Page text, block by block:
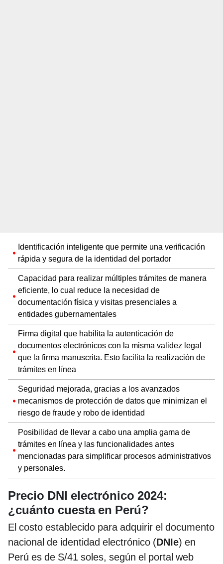
Identificación inteligente que permite una verificación
rápida y segura de la identidad del portador
Capacidad para realizar múltiples trámites de manera
eficiente, lo cual reduce la necesidad de
documentación física y visitas presenciales a
entidades gubernamentales
Firma digital que habilita la autenticación de
documentos electrónicos con la misma validez legal
que la firma manuscrita. Esto facilita la realización de
trámites en línea
Seguridad mejorada, gracias a los avanzados
mecanismos de protección de datos que minimizan el
riesgo de fraude y robo de identidad
Posibilidad de llevar a cabo una amplia gama de
trámites en línea y las funcionalidades antes
mencionadas para simplificar procesos administrativos
y personales.
Precio DNI electrónico 2024:
¿cuánto cuesta en Perú?
El costo establecido para adquirir el documento
nacional de identidad electrónico (DNIe) en
Perú es de S/41 soles, según el portal web